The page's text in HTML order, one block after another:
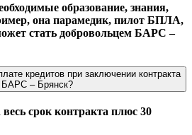
образование, знания,
она парамедик, пилот БПЛА,
стать добровольцем БАРС –
кредитов при заключении контракта
БАРС – Брянск?
срок контракта плюс 30